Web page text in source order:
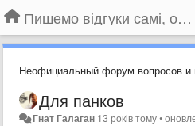
Пишемо відгуки самі, обговорюємо інші ідеї та пропозиції до Громадського Телебачення
Неофициальный форум вопросов и
Для панков
Гнат Галаган 13 років тому•